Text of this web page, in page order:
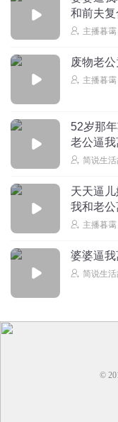
和前夫复
主播暮霭
废物老
主播暮霭
52岁那
老公逼
简说生
天天逼
我和老
主播暮霭
婆婆逼
简说生
©